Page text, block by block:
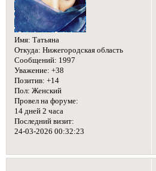
Имя: Татьяна
Откуда: Нижегородская область
Сообщений: 1997
Уважение: +38
Позитив: +14
Пол: Женский
Провел на форуме:
14 дней 2 часа
Последний визит:
24-03-2026 00:32:23